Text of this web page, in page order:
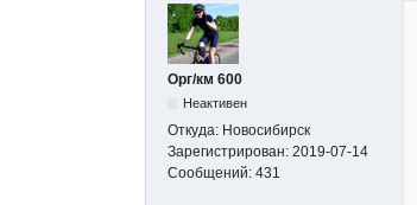
Орг/км 600
Неактивен
Откуда: Новосибирск
Зарегистрирован: 2019-07-14
Сообщений: 431